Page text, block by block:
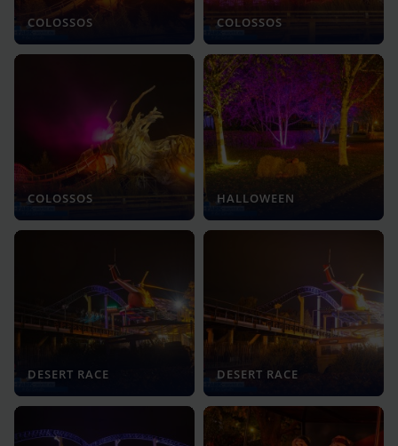
COLOSSOS COLOSSOS
COLOSSOS HALLOWEEN
DESERT RACE DESERT RACE